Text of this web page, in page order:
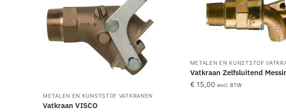
METALEN EN KUNSTSTOF VATKRANEN
Vatkraan VISCO
METALEN EN KUNSTSTOF
Vatkraan Zelfsluitend
€15,00 excl. BTW